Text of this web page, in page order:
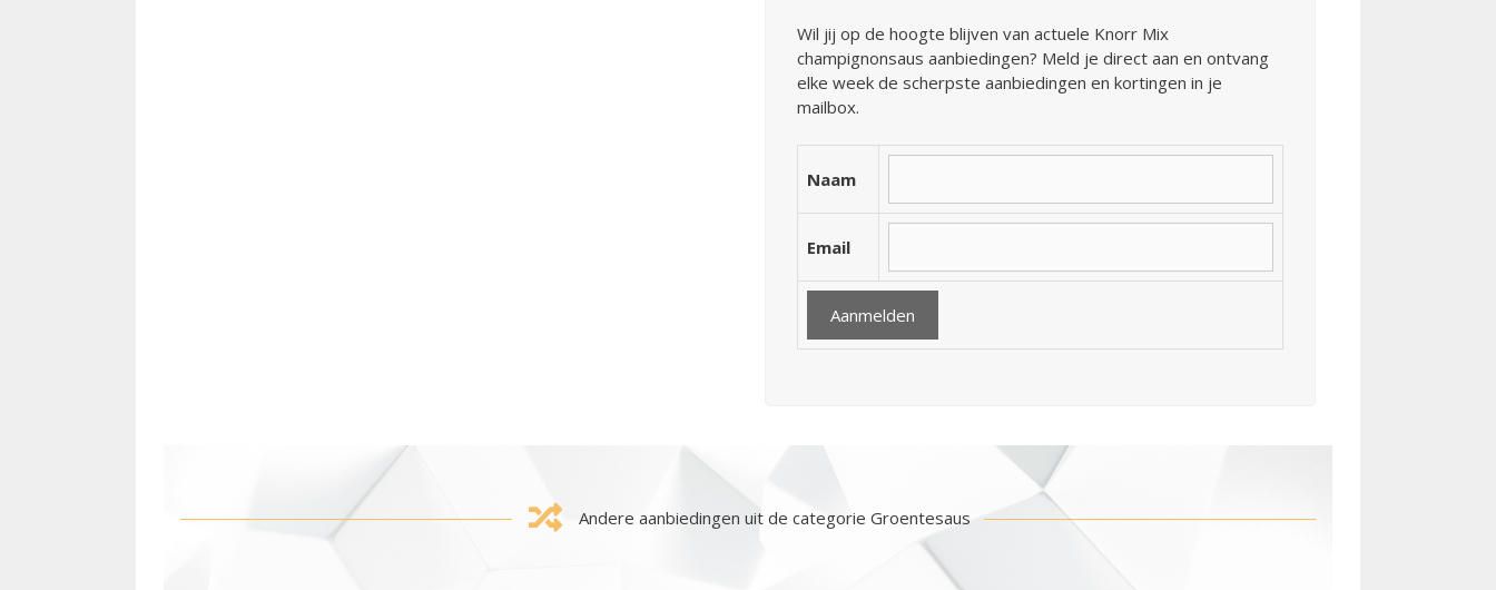
Wil jij op de hoogte blijven van actuele Knorr Mix
champignonsaus aanbiedingen? Meld je direct aan en ontvang
elke week de scherpste aanbiedingen en kortingen in je
mailbox.
Naam
Email
Andere aanbiedingen uit de categorie Groentesaus